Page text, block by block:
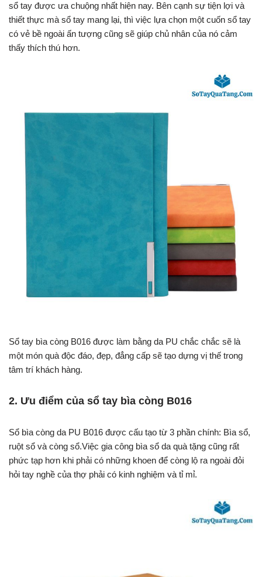
sổ tay được ưa chuộng nhất hiện nay. Bên cạnh sự tiện lợi và
thiết thực mà sổ tay mang lại, thì việc lựa chọn một cuốn sổ tay
có vẻ bề ngoài ấn tượng cũng sẽ giúp chủ nhân của nó cảm
thấy thích thú hơn.
Sổ tay bìa còng B016 được làm bằng da PU chắc chắc sẽ là
một món quà độc đáo, đẹp, đẳng cấp sẽ tạo dựng vị thế trong
tâm trí khách hàng.
2. Ưu điểm của sổ tay bìa còng B016
Sổ bìa còng da PU B016 được cấu tạo từ 3 phần chính: Bìa sổ,
ruột sổ và còng sổ.Việc gia công bìa sổ da quà tặng cũng rất
phức tạp hơn khi phải có những khoen để còng lộ ra ngoài đỏi
hỏi tay nghề của thợ phải có kinh nghiệm và tỉ mỉ.